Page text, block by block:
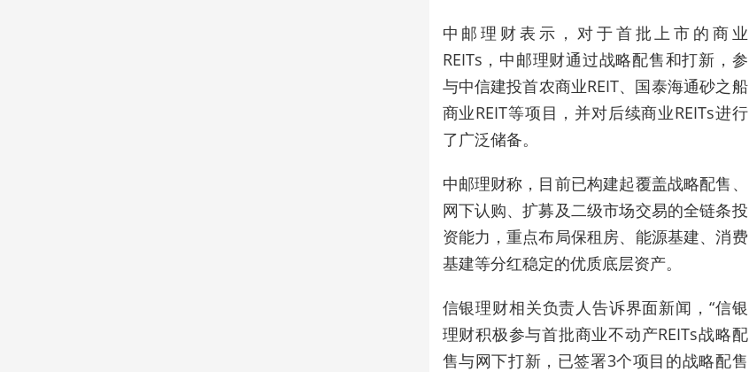
中邮理财表示，对于首批上市的商业
REITs ， 中邮理财通过战略配售和打新，参
与中信建投首农商业REIT、国泰海通砂之船
商业REIT等项目，并对后续商业REITs进行
了广泛储备。
中邮理财称，目前已构建起覆盖战略配售、
网下认购、扩募及二级市场交易的全链条投
资能力，重点布局保租房、能源基建、消费
基建等分红稳定的优质底层资产。
信银理财相关负责人告诉界面新闻，“信银
理财积极参与首批商业不动产REITs战略配
售与网下打新，已签署3个项目的战略配售